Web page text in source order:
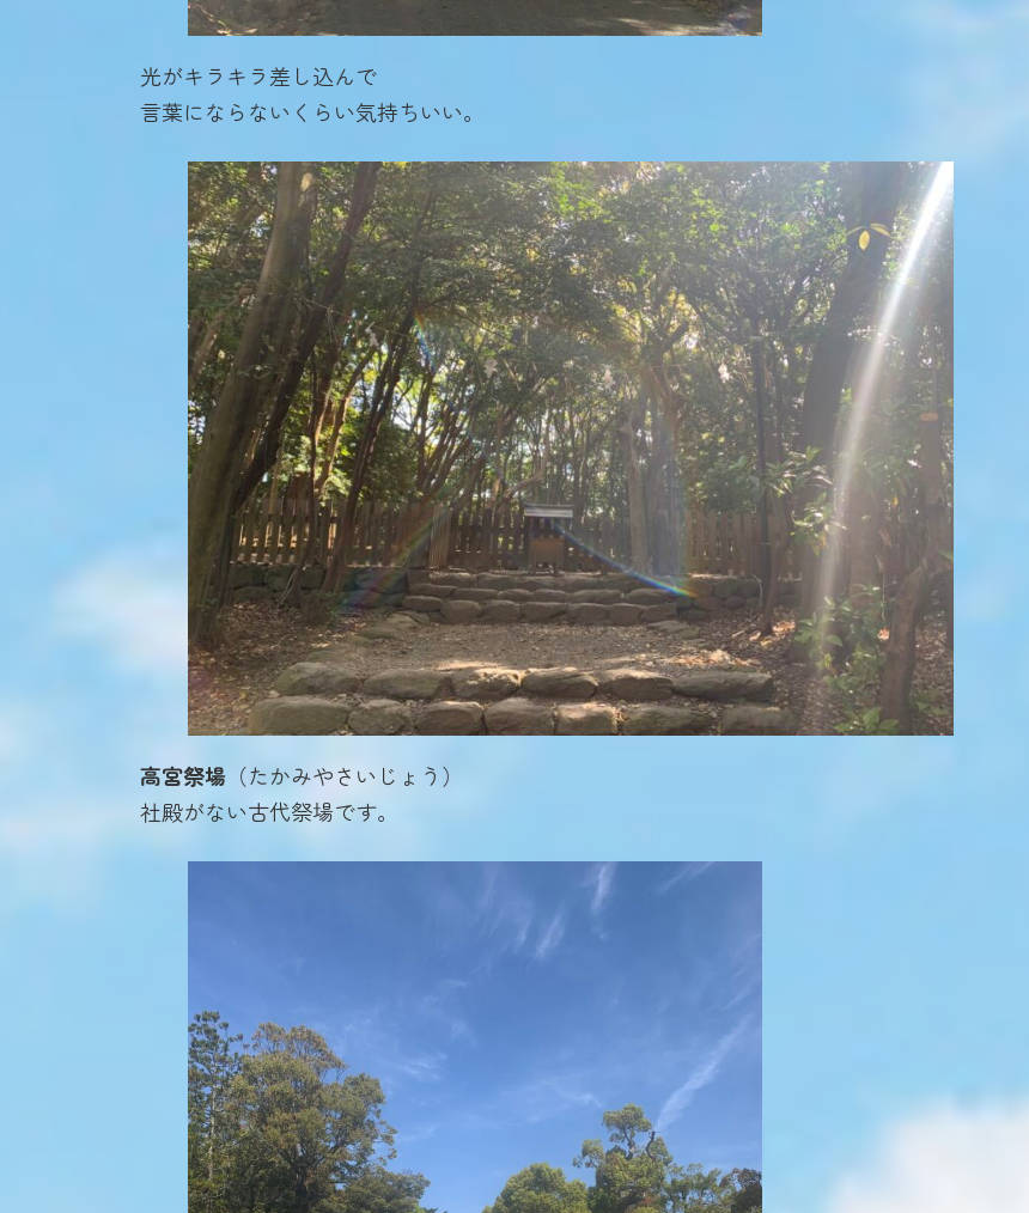
光がキラキラ差し込んで
言葉にならないくらい気持ちいい。
高宮祭場 （たかみやさいじょう）
社殿がない古代祭場です。